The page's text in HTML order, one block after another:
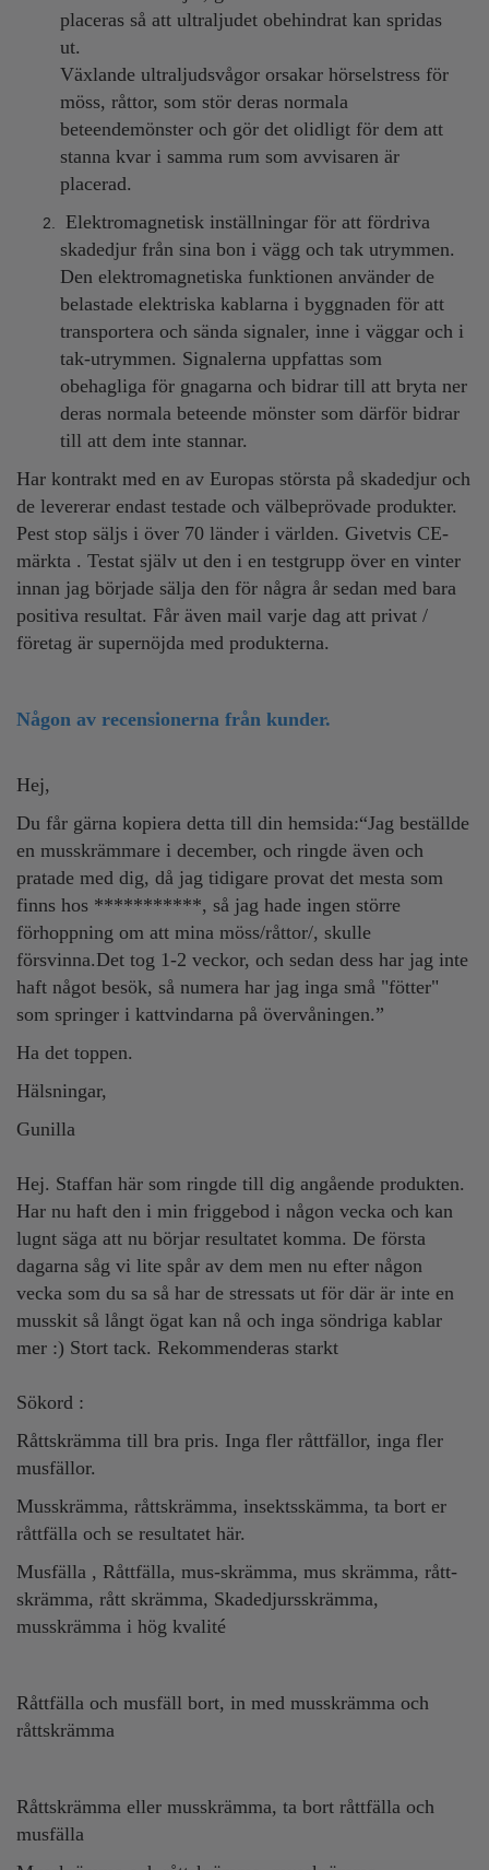
placeras så att ultraljudet obehindrat kan spridas
ut.
Växlande ultraljudsvågor orsakar hörselstress för
möss, råttor, som stör deras normala
beteendemönster och gör det olidligt för dem att
stanna kvar i samma rum som avvisaren är
placerad.
Elektromagnetisk inställningar för att fördriva
skadedjur från sina bon i vägg och tak utrymmen.
Den elektromagnetiska funktionen använder de
belastade elektriska kablarna i byggnaden för att
transportera och sända signaler, inne i väggar och i
tak-utrymmen. Signalerna uppfattas som
obehagliga för gnagarna och bidrar till att bryta ner
deras normala beteende mönster som därför bidrar
till att dem inte stannar.
Har kontrakt med en av Europas största på skadedjur och
de levererar endast testade och välbeprövade produkter.
Pest stop säljs i över 70 länder i världen. Givetvis CE-
märkta . Testat själv ut den i en testgrupp över en vinter
innan jag började sälja den för några år sedan med bara
positiva resultat. Får även mail varje dag att privat /
företag är supernöjda med produkterna.
Någon av recensionerna från kunder.
Hej,
Du får gärna kopiera detta till din hemsida:“Jag beställde
en musskrämmare i december, och ringde även och
pratade med dig, då jag tidigare provat det mesta som
finns hos ***********, så jag hade ingen större
förhoppning om att mina möss/råttor/, skulle
försvinna.Det tog 1-2 veckor, och sedan dess har jag inte
haft något besök, så numera har jag inga små "fötter"
som springer i kattvindarna på övervåningen.”
Ha det toppen.
Hälsningar,
Gunilla
Hej. Staffan här som ringde till dig angående produkten.
Har nu haft den i min friggebod i någon vecka och kan
lugnt säga att nu börjar resultatet komma. De första
dagarna såg vi lite spår av dem men nu efter någon
vecka som du sa så har de stressats ut för där är inte en
musskit så långt ögat kan nå och inga söndriga kablar
mer :) Stort tack. Rekommenderas starkt
Sökord :
Råttskrämma till bra pris. Inga fler råttfällor, inga fler
musfällor.
Musskrämma, råttskrämma, insektsskämma, ta bort er
råttfälla och se resultatet här.
Musfälla , Råttfälla, mus-skrämma, mus skrämma, rått-
skrämma, rått skrämma, Skadedjursskrämma,
musskrämma i hög kvalité
Råttfälla och musfäll bort, in med musskrämma och
råttskrämma
Råttskrämma eller musskrämma, ta bort råttfälla och
musfälla